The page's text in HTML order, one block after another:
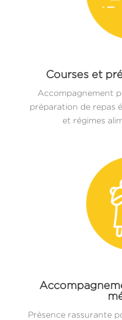
Courses et
Accompagnement
préparation de repas
et régimes
Présence rassurante